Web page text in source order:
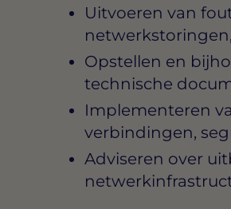
Uitvoeren van
Opstellen en
technische
Implementeren
verbindingen,
Adviseren over